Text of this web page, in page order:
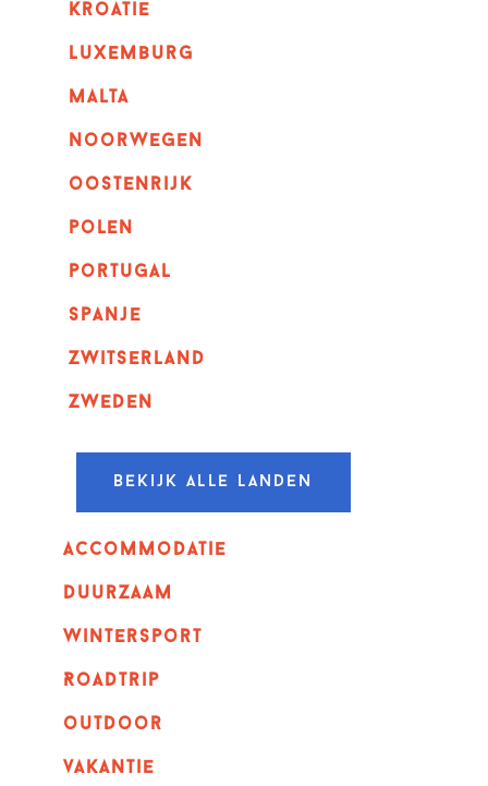
kroatie
luxemburg
malta
noorwegen
oostenrijk
polen
portugal
spanje
zwitserland
zweden
Bekijk alle landen
Accommodatie
Duurzaam
wintersport
Roadtrip
outdoor
vakantie